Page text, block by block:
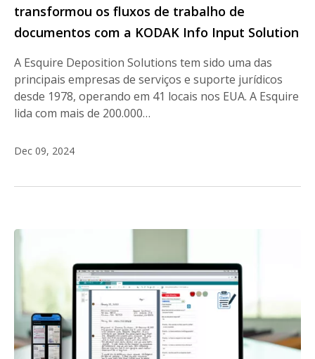
transformou os fluxos de trabalho de
documentos com a KODAK Info Input Solution
A Esquire Deposition Solutions tem sido uma das
principais empresas de serviços e suporte jurídicos
desde 1978, operando em 41 locais nos EUA. A Esquire
lida com mais de 200.000…
Dec 09, 2024